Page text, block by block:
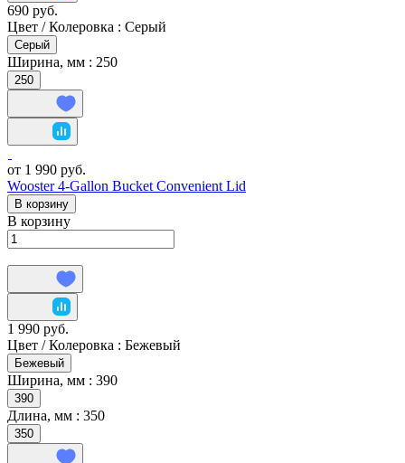
690 руб.
Цвет / Колеровка : Серый
Серый
Ширина, мм : 250
250
от 1 990 руб.
Wooster 4-Gallon Bucket Convenient Lid
В корзину
В корзину
1 990 руб.
Цвет / Колеровка : Бежевый
Бежевый
Ширина, мм : 390
390
Длина, мм : 350
350